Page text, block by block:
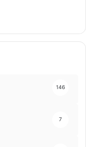
146
7